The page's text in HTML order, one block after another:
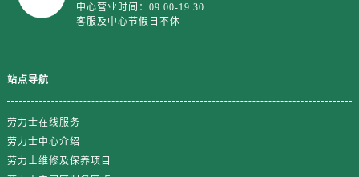
中心营业时间：09:00-19:30
客服及中心节假日不休
站点导航
劳力士在线服务
劳力士中心介绍
劳力士维修及保养项目